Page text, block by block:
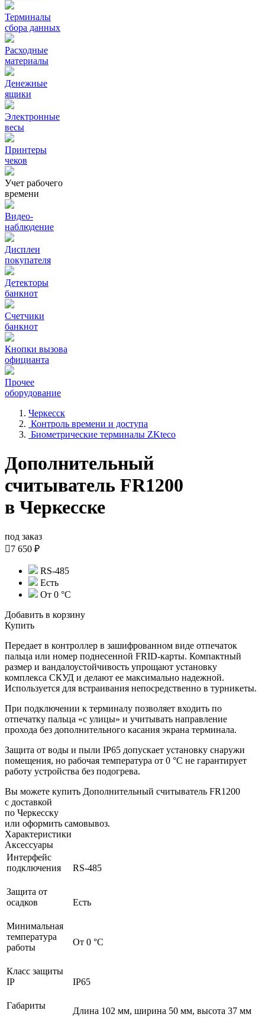
Терминалы
сбора данных
Расходные
материалы
Денежные
ящики
Электронные
весы
Принтеры
чеков
Учет рабочего
времени
Видео‑
наблюдение
Дисплеи
покупателя
Детекторы
банкнот
Счетчики
банкнот
Кнопки вызова
официанта
Прочее
оборудование
Черкесск
Контроль времени и доступа
Биометрические терминалы ZKteco
Дополнительный
считыватель FR1200
в Черкесске
под заказ
7 650 ₽
RS-485
Есть
От 0 °C
Добавить в корзину
Купить
Передает в контроллер в зашифрованном виде отпечаток
пальца или номер поднесенной FRID-карты. Компактный
размер и вандалоустойчивость упрощают установку
комплекса СКУД и делают ее максимально надежной.
Используется для встраивания непосредственно в турникеты.
При подключении к терминалу позволяет входить по
отпечатку пальца «с улицы» и учитывать направление
прохода без дополнительного касания экрана терминала.
Защита от воды и пыли IP65 допускает установку снаружи
помещения, но рабочая температура от 0 °С не гарантирует
работу устройства без подогрева.
Вы можете купить Дополнительный считыватель FR1200
с доставкой
по Черкесску
или оформить самовывоз.
Характеристики
Аксессуары
Интерфейс
подключения
RS-485
Защита от
осадков
Есть
Минимальная
температура
работы
От 0 °C
Класс защиты
IP
IP65
Габариты
Длина 102 мм, ширина 50 мм, высота 37 мм